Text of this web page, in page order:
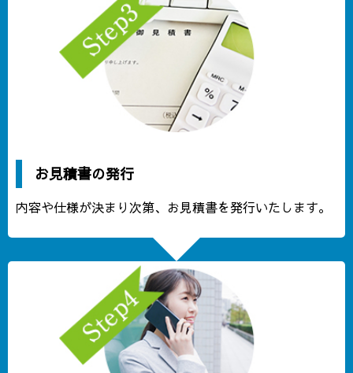
お見積書の発行
内容や仕様が決まり次第、お見積書を発行いたします。